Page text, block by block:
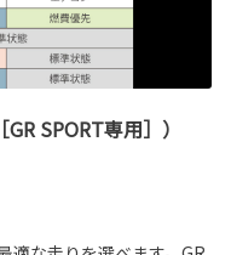
SPORT専用］）